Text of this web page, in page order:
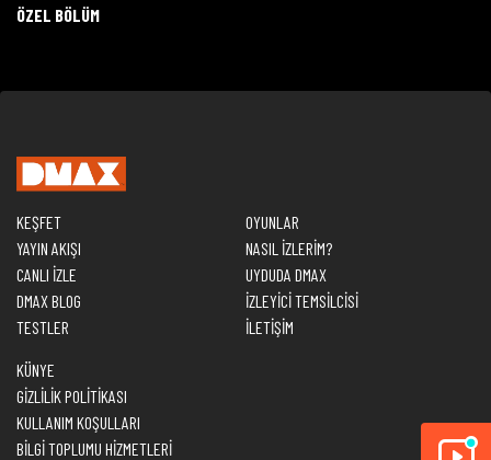
ÖZEL BÖLÜM
KEŞFET
YAYIN AKIŞI
CANLI İZLE
DMAX BLOG
TESTLER
OYUNLAR
NASIL İZLERİM?
UYDUDA DMAX
İZLEYİCİ TEMSİLCİSİ
İLETİŞİM
KÜNYE
GİZLİLİK POLİTİKASI
KULLANIM KOŞULLARI
BİLGİ TOPLUMU HİZMETLERİ